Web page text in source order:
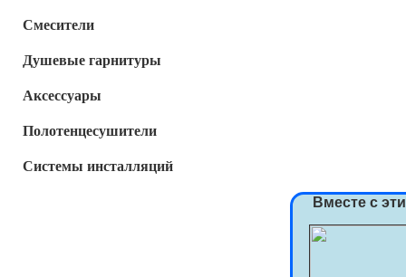
Смесители
Душевые гарнитуры
Аксессуары
Полотенцесушители
Системы инсталляций
Вместе с